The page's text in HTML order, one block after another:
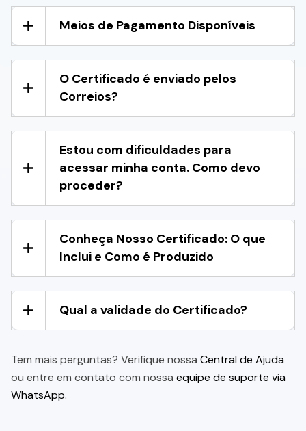
Meios de Pagamento Disponíveis
O Certificado é enviado pelos
Correios?
Estou com dificuldades para
acessar minha conta. Como devo
proceder?
Conheça Nosso Certificado: O que
Inclui e Como é Produzido
Qual a validade do Certificado?
Tem mais perguntas? Verifique nossa Central de Ajuda
ou entre em contato com nossa equipe de suporte via
WhatsApp.